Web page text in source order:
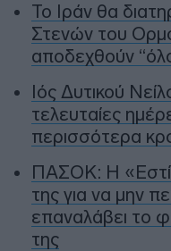
To Ιράν θα
Στενών του
αποδεχθούν
Ιός Δυτικού
τελευταίες
περισσότερα
ΠΑΣΟΚ: Η
της για να μην
επαναλάβει το
της